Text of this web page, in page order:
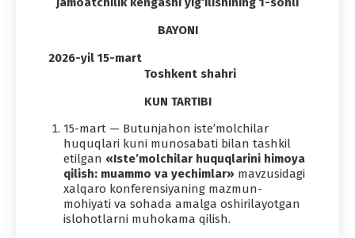
BAYONI
2026-yil 15-mart
Toshkent shahri
KUN TARTIBI
15-mart — Butunjahon iste’molchilar
huquqlari kuni munosabati bilan tashkil
etilgan «Iste’molchilar huquqlarini himoya
qilish: muammo va yechimlar» mavzusidagi
xalqaro konferensiyaning mazmun-
mohiyati va sohada amalga oshirilayotgan
islohotlarni muhokama qilish.